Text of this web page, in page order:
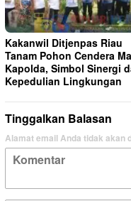
Kakanwil Ditjenpas Riau
Tanam Pohon Cendera
Kapolda, Simbol Sinergi
Kepedulian Lingkungan
Tinggalkan Balasan
Alamat email Anda tidak akan